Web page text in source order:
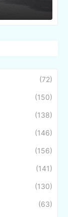
(72)
(150)
(138)
(146)
(156)
(141)
(130)
(63)